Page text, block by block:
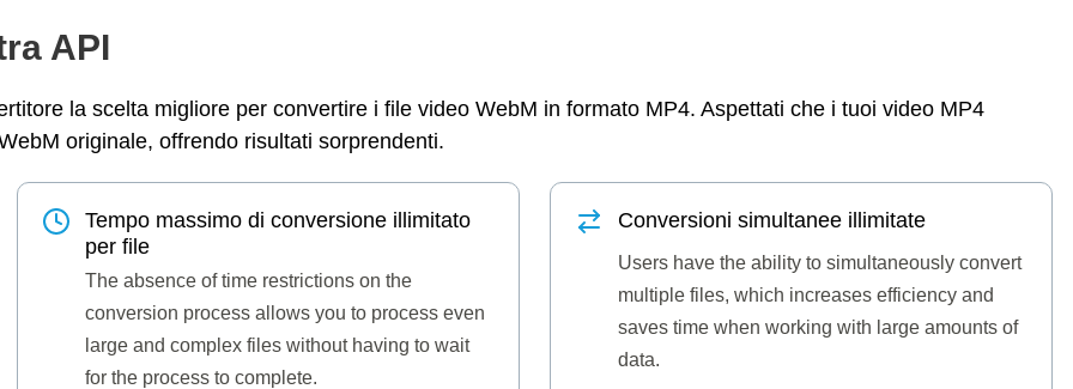
API
la scelta migliore per convertire i file video WebM in formato MP4. Aspettati che i tuoi video MP4
originale, offrendo risultati sorprendenti.
Tempo massimo di conversione illimitato
per file
The absence of time restrictions on the
conversion process allows you to process even
large and complex files without having to wait
for the process to complete.
Conversioni simultanee illimitate
Users have the ability to simultaneously convert
multiple files, which increases efficiency and
saves time when working with large amounts of
data.